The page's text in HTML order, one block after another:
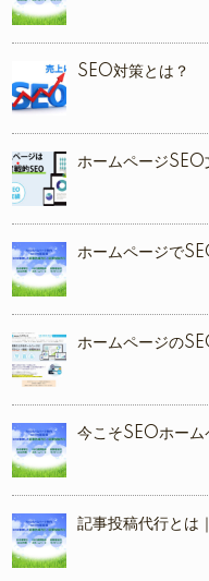
SEO対策とは？
ホームページSEO
ホームページで
ホームページの
今こそSEOホーム
記事投稿代行とは